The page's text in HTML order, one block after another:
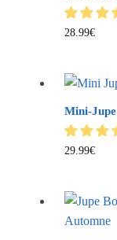
28.99€
Mini-
29.99€